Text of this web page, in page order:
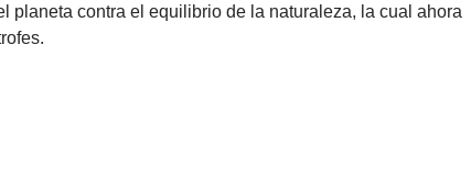
planeta contra el equilibrio de la naturaleza, la cual ahora